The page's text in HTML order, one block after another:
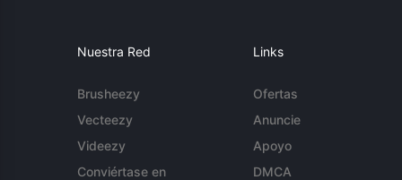
Nuestra Red
Brusheezy
Vecteezy
Videezy
Conviértase en
Links
Ofertas
Anuncie
Apoyo
DMCA